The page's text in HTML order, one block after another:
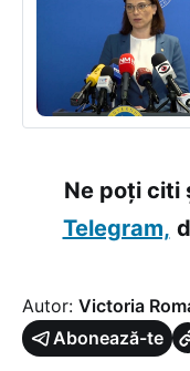
Ne poți citi
Telegram,
Autor: Victoria
Abonează-te